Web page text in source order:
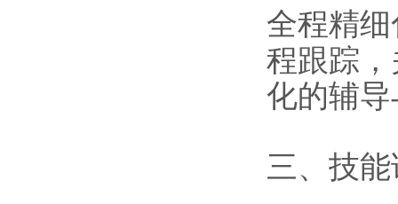
全程精
程跟踪
化的辅
三、技